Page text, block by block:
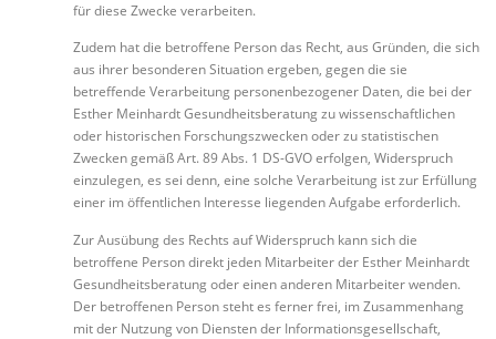
für diese Zwecke verarbeiten.
Zudem hat die betroffene Person das Recht, aus Gründen, die sich
aus ihrer besonderen Situation ergeben, gegen die sie
betreffende Verarbeitung personenbezogener Daten, die bei der
Esther Meinhardt Gesundheitsberatung zu wissenschaftlichen
oder historischen Forschungszwecken oder zu statistischen
Zwecken gemäß Art. 89 Abs. 1 DS-GVO erfolgen, Widerspruch
einzulegen, es sei denn, eine solche Verarbeitung ist zur Erfüllung
einer im öffentlichen Interesse liegenden Aufgabe erforderlich.
Zur Ausübung des Rechts auf Widerspruch kann sich die
betroffene Person direkt jeden Mitarbeiter der Esther Meinhardt
Gesundheitsberatung oder einen anderen Mitarbeiter wenden.
Der betroffenen Person steht es ferner frei, im Zusammenhang
mit der Nutzung von Diensten der Informationsgesellschaft,